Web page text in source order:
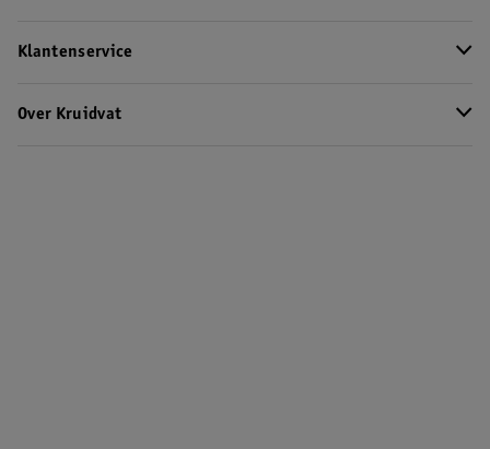
Klantenservice
Over Kruidvat